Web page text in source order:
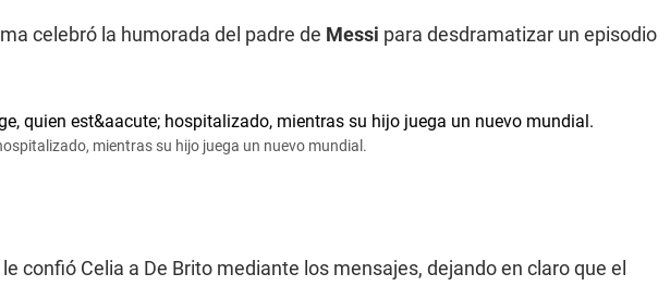
celebró la humorada del padre de Messi para desdramatizar un episodio
mientras su hijo juega un nuevo mundial.
confió Celia a De Brito mediante los mensajes, dejando en claro que el